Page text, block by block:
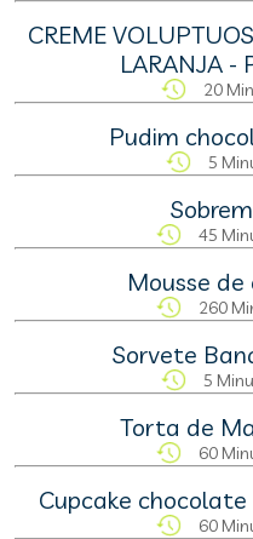
CREME
LARANJA -
20
Pudim
5
45
Mousse
260
Sorvete
5
Torta de
60
Cupcake
60